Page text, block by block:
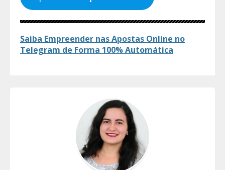
Saiba Empreender nas Apostas Online no
Telegram de Forma 100% Automática